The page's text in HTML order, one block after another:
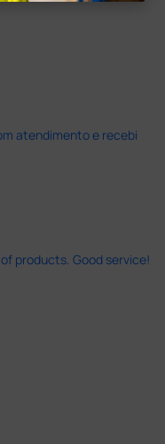
atendimento e recebi
products. Good service!